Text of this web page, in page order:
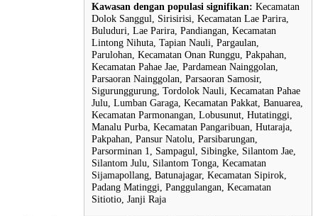
Kawasan dengan populasi signifikan: Kecamatan
Dolok Sanggul, Sirisirisi, Kecamatan Lae Parira,
Buluduri, Lae Parira, Pandiangan, Kecamatan
Lintong Nihuta, Tapian Nauli, Pargaulan,
Parulohan, Kecamatan Onan Runggu, Pakpahan,
Kecamatan Pahae Jae, Pardamean Nainggolan,
Parsaoran Nainggolan, Parsaoran Samosir,
Sigurunggurung, Tordolok Nauli, Kecamatan Pahae
Julu, Lumban Garaga, Kecamatan Pakkat, Banuarea,
Kecamatan Parmonangan, Lobusunut, Hutatinggi,
Manalu Purba, Kecamatan Pangaribuan, Hutaraja,
Pakpahan, Pansur Natolu, Parsibarungan,
Parsorminan 1, Sampagul, Sibingke, Silantom Jae,
Silantom Julu, Silantom Tonga, Kecamatan
Sijamapollang, Batunajagar, Kecamatan Sipirok,
Padang Matinggi, Panggulangan, Kecamatan
Sitiotio, Janji Raja